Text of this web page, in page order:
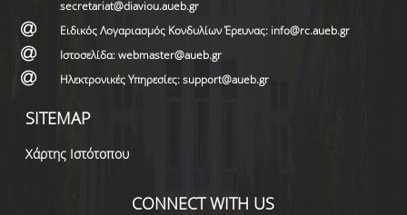
secretariat@diaviou.aueb.gr
Ειδικός Λογαριασμός Κονδυλίων Έρευνας: info@rc.aueb.gr
Ιστοσελίδα: webmaster@aueb.gr
Ηλεκτρονικές Υπηρεσίες: support@aueb.gr
SITEMAP
Χάρτης Ιστότοπου
CONNECT WITH US